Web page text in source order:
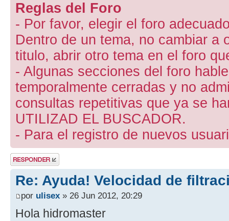
Reglas del Foro
- Por favor, elegir el foro
Dentro de un tema, no cambiar a
titulo, abrir otro tema en el foro
- Algunas secciones del foro
temporalmente cerradas y no
consultas repetitivas que ya se
UTILIZAD EL BUSCADOR.
- Para el registro de nuevos
Publicar una
respuesta
Re: Ayuda! Velocidad de
por ulisex » 26 Jun 2012, 20:29
Hola hidromaster